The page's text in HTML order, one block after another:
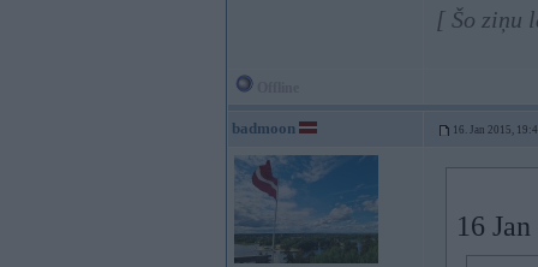
[ Šo ziņu
badmoon 16. Jan 2015,
16